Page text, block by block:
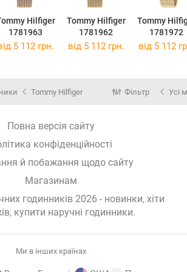
Hilfiger
1781963
Tommy Hilfiger
1781962
Tommy
1781972
5 112 грн. від 5 112 грн. від 5 112
Tommy Hilfiger Фільтр Усі
Повна версія сайту
конфіденційності
й побажання щодо сайту
Магазинам
годинників 2026 - новинки, хіти
купити наручні годинники.
Ми в інших країнах